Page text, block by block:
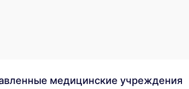
медицинские учреждения